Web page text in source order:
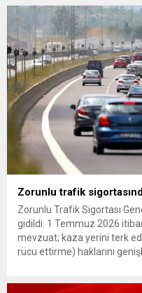
çıkarma cezası
(YDK) sevk edilen ve
Zorunlu trafik
Zorunlu Trafik Sigortası
gidildi. 1 Temmuz 2026
mevzuat; kaza yerini terk
rücu ettirme) haklarını